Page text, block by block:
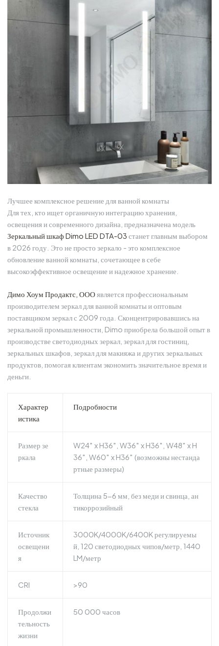
Лучшее комплексное решение для ванной комнаты
Для тех, кто ищет органичную интеграцию хранения,
освещения и современного дизайна, предназначена модель
Зеркальный шкаф Dimo LED DTA-03 станет главным выбором
в 2026 году. Это не просто зеркало - это комплексное
обновление ванной комнаты, сочетающее в себе
высокоэффективное освещение и надежное хранение.
Димо Хоум Продактс, ОООявляется профессиональным
производителем зеркал для ванной комнаты и оптовым
поставщиком зеркал с 2009 года. Сконцентрировавшись на
зеркальной промышленности, Dimo приобрела большой опыт в
производстве светодиодных зеркал, зеркал для гостиниц,
зеркальных шкафов, зеркал для макияжа и других зеркальных
продуктов, помогая клиентам экономить значительное время и
деньги.
Характер
истика
Подробности
Размер зе
ркала
W24″ x H36″, W36″ x H36″, W48″ x H
36″, W60″ x H36″ (возможны нестанда
ртные размеры)
Качество
стекла
Толщина 5-6 мм, без меди и свинца, ан
тикоррозийный
Источник
освещени
я
3000K/4000K/6400K регулируемы
й, 120 светодиодных чипов/метр, 1440
LM/метр
CRI >90
Продолжи
тельность
жизни
50 000 часов